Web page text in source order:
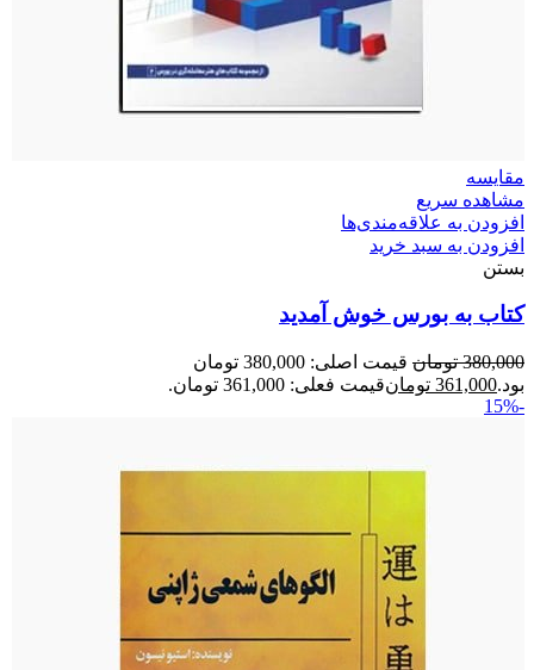
مقایسه
مشاهده سریع
افزودن به علاقه‌مندی‌ها
افزودن به سبد خرید
بستن
کتاب به بورس خوش آمدید
380,000 تومان
قیمت اصلی: 380,000 تومان
بود.361,000 تومانقیمت فعلی: 361,000 تومان.
-15%